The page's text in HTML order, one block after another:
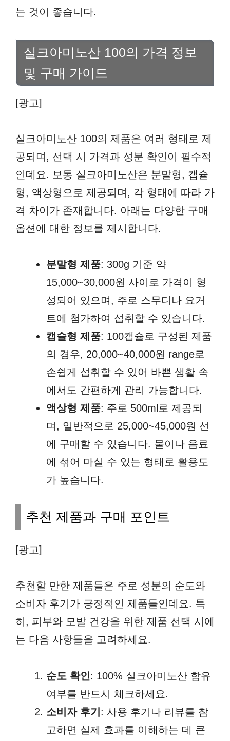
는 것이 좋습니다.
실크아미노산 100의 가격 정보
및 구매 가이드
[광고]
실크아미노산 100의 제품은 여러 형태로 제
공되며, 선택 시 가격과 성분 확인이 필수적
인데요. 보통 실크아미노산은 분말형, 캡슐
형, 액상형으로 제공되며, 각 형태에 따라 가
격 차이가 존재합니다. 아래는 다양한 구매
옵션에 대한 정보를 제시합니다.
분말형 제품: 300g 기준 약
15,000~30,000원 사이로 가격이 형
성되어 있으며, 주로 스무디나 요거
트에 첨가하여 섭취할 수 있습니다.
캡슐형 제품: 100캡슐로 구성된 제품
의 경우, 20,000~40,000원 range로
손쉽게 섭취할 수 있어 바쁜 생활 속
에서도 간편하게 관리 가능합니다.
액상형 제품: 주로 500ml로 제공되
며, 일반적으로 25,000~45,000원 선
에 구매할 수 있습니다. 물이나 음료
에 섞어 마실 수 있는 형태로 활용도
가 높습니다.
추천 제품과 구매 포인트
[광고]
추천할 만한 제품들은 주로 성분의 순도와
소비자 후기가 긍정적인 제품들인데요. 특
히, 피부와 모발 건강을 위한 제품 선택 시에
는 다음 사항들을 고려하세요.
순도 확인: 100% 실크아미노산 함유
여부를 반드시 체크하세요.
소비자 후기: 사용 후기나 리뷰를 참
고하면 실제 효과를 이해하는 데 큰